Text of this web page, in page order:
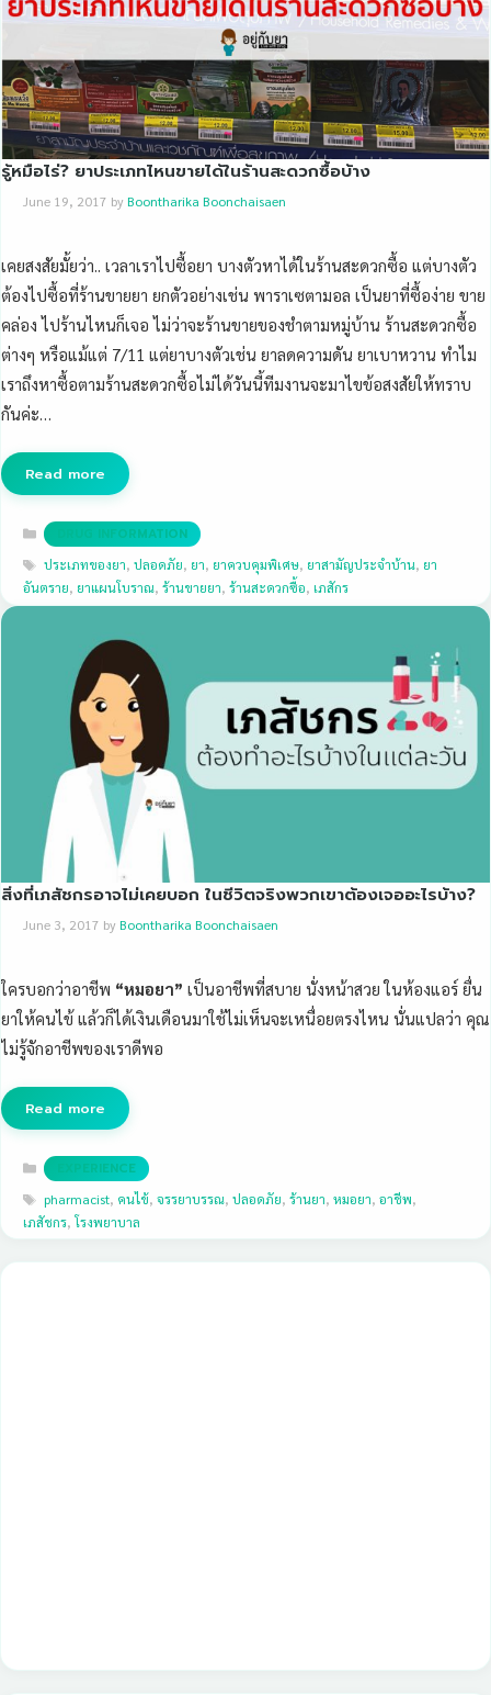
รู้หมือไร่? ยาประเภทไหนขายได้ในร้านสะดวกซื้อบ้าง
June 19, 2017 by Boontharika Boonchaisaen
เคยสงสัยมั้ยว่า.. เวลาเราไปซื้อยา บางตัวหาได้ในร้านสะดวกซื้อ แต่บางตัว
ต้องไปซื้อที่ร้านขายยา ยกตัวอย่างเช่น พาราเซตามอล เป็นยาที่ซื้อง่าย ขาย
คล่อง ไปร้านไหนก็เจอ ไม่ว่าจะร้านขายของชำตามหมู่บ้าน ร้านสะดวกซื้อ
ต่างๆ หรือแม้แต่ 7/11 แต่ยาบางตัวเช่น ยาลดความดัน ยาเบาหวาน ทำไม
เราถึงหาซื้อตามร้านสะดวกซื้อไม่ได้วันนี้ทีมงานจะมาไขข้อสงสัยให้ทราบ
กันค่ะ…
Read more
Categories
DRUG INFORMATION
Tags
ประเภทของยา,ปลอดภัย, ยา, ยาควบคุมพิเศษ, ยาสามัญประจำบ้าน, ยา
อันตราย, ยาแผนโบราณ, ร้านขายยา, ร้านสะดวกซื้อ, เภสักร
สิ่งที่เภสัชกรอาจไม่เคยบอก ในชีวิตจริงพวกเขาต้องเจออะไรบ้าง?
June 3, 2017 by Boontharika Boonchaisaen
ใครบอกว่าอาชีพ “หมอยา” เป็นอาชีพที่สบาย นั่งหน้าสวย ในห้องแอร์ ยื่น
ยาให้คนไข้ แล้วก็ได้เงินเดือนมาใช้ไม่เห็นจะเหนื่อยตรงไหน นั่นแปลว่า คุณ
ไม่รู้จักอาชีพของเราดีพอ
Read more
Categories
EXPERIENCE
Tags
pharmacist, คนไข้,จรรยาบรรณ,ปลอดภัย,ร้านยา,หมอยา,อาชีพ,
เภสัชกร, โรงพยาบาล